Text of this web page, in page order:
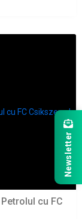
cu FC
Newsletter